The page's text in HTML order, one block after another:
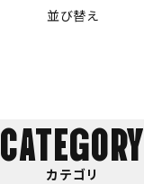
並び替え
CATEGORY
カテゴリ